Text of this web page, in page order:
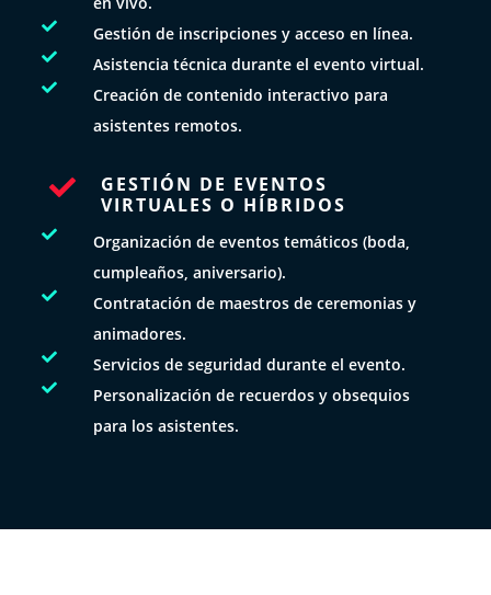
 Gestión de inscripciones y acceso en línea.
 Asistencia técnica durante el evento virtual.

Creación de contenido interactivo para
asistentes remotos.

GESTIÓN DE EVENTOS
VIRTUALES O HÍBRIDOS

Organización de eventos temáticos (boda,
cumpleaños, aniversario).

Contratación de maestros de ceremonias y
animadores.
 Servicios de seguridad durante el evento.

Personalización de recuerdos y obsequios
para los asistentes.